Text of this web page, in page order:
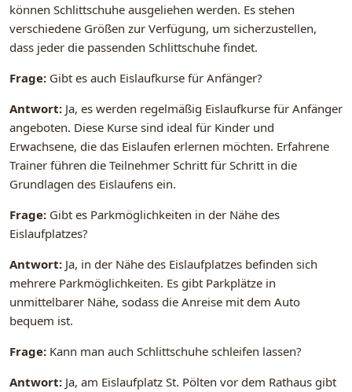
können Schlittschuhe ausgeliehen werden. Es stehen
verschiedene Größen zur Verfügung, um sicherzustellen,
dass jeder die passenden Schlittschuhe findet.
Frage: Gibt es auch Eislaufkurse für Anfänger?
Antwort: Ja, es werden regelmäßig Eislaufkurse für Anfänger
angeboten. Diese Kurse sind ideal für Kinder und
Erwachsene, die das Eislaufen erlernen möchten. Erfahrene
Trainer führen die Teilnehmer Schritt für Schritt in die
Grundlagen des Eislaufens ein.
Frage: Gibt es Parkmöglichkeiten in der Nähe des
Eislaufplatzes?
Antwort: Ja, in der Nähe des Eislaufplatzes befinden sich
mehrere Parkmöglichkeiten. Es gibt Parkplätze in
unmittelbarer Nähe, sodass die Anreise mit dem Auto
bequem ist.
Frage: Kann man auch Schlittschuhe schleifen lassen?
Antwort: Ja, am Eislaufplatz St. Pölten vor dem Rathaus gibt